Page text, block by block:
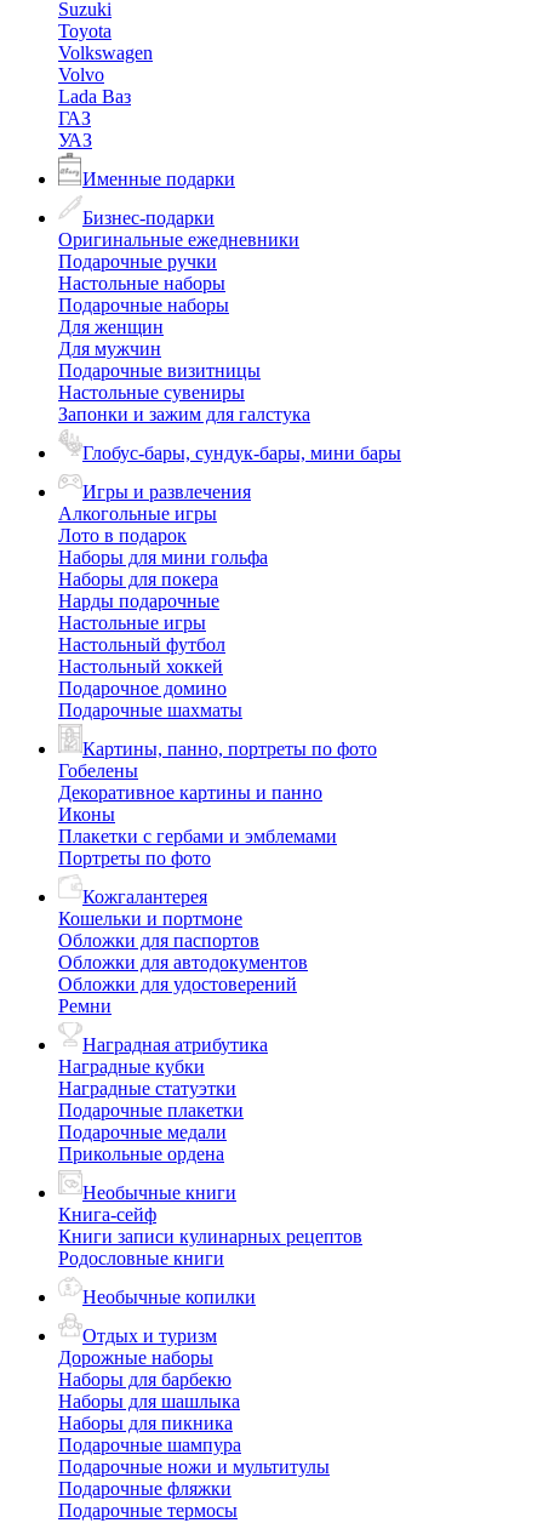
Suzuki
Toyota
Volkswagen
Volvo
Lada Ваз
ГАЗ
УАЗ
Именные подарки
Бизнес-подарки
Оригинальные ежедневники
Подарочные ручки
Настольные наборы
Подарочные наборы
Для женщин
Для мужчин
Подарочные визитницы
Настольные сувениры
Запонки и зажим для галстука
Глобус-бары, сундук-бары, мини бары
Игры и развлечения
Алкогольные игры
Лото в подарок
Наборы для мини гольфа
Наборы для покера
Нарды подарочные
Настольные игры
Настольный футбол
Настольный хоккей
Подарочное домино
Подарочные шахматы
Картины, панно, портреты по фото
Гобелены
Декоративное картины и панно
Иконы
Плакетки с гербами и эмблемами
Портреты по фото
Кожгалантерея
Кошельки и портмоне
Обложки для паспортов
Обложки для автодокументов
Обложки для удостоверений
Ремни
Наградная атрибутика
Наградные кубки
Наградные статуэтки
Подарочные плакетки
Подарочные медали
Прикольные ордена
Необычные книги
Книга-сейф
Книги записи кулинарных рецептов
Родословные книги
Необычные копилки
Отдых и туризм
Дорожные наборы
Наборы для барбекю
Наборы для шашлыка
Наборы для пикника
Подарочные шампура
Подарочные ножи и мультитулы
Подарочные фляжки
Подарочные термосы